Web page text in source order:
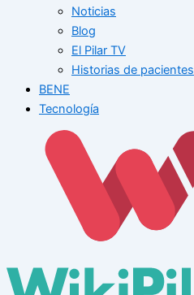
Noticias
Blog
El Pilar TV
Historias de pacientes
BENE
Tecnología